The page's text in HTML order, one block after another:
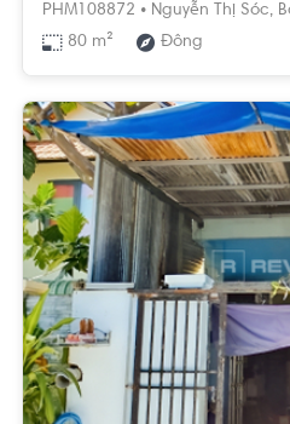
PHM108872 • Nguyễn Thị Sóc,
80 m²
Đông